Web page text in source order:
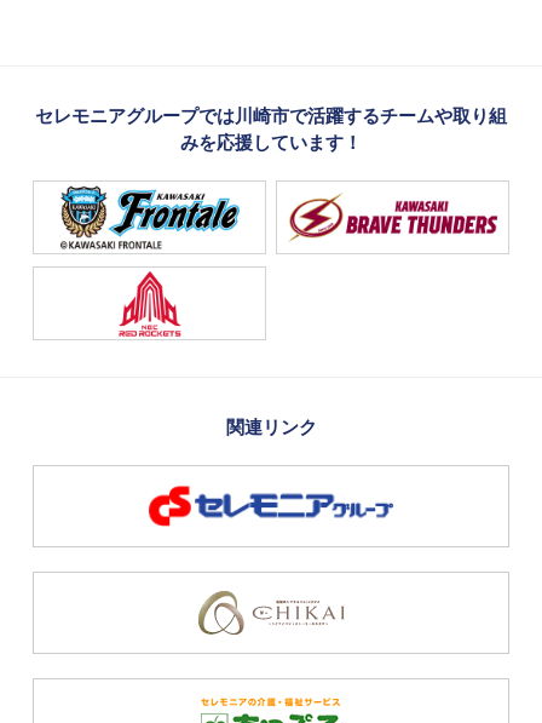
セレモニアグループでは川崎市で活躍するチームや取り組
みを応援しています！
関連リンク